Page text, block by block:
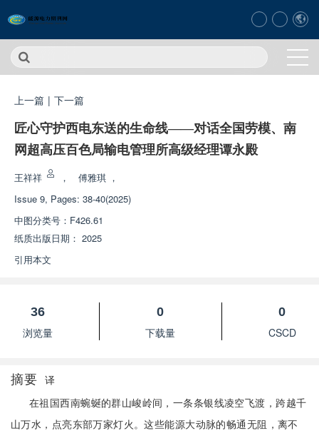
上一篇 | 下一篇
匠心守护西电东送的生命线——对话全国劳模、南
网超高压百色局输电管理所高级经理谭永殿
王祥祥 ， 傅雅琪 ，
Issue 9, Pages: 38-40(2025)
中图分类号： F426.61
纸质出版日期： 2025
引用本文
36
浏览量
0
下载量
0
CSCD
摘要 译
在祖国西南蜿蜒的群山峻岭间，一条条银线凌空飞渡，跨越千
山万水，点亮东部万家灯火。这些能源大动脉的畅通无阻，离不